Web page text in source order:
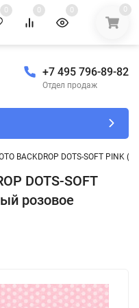
0 0 0 0
+7 495 796-89-82
Отдел продаж
BACKDROP DOTS-SOFT
DOTS-SOFT
розовое